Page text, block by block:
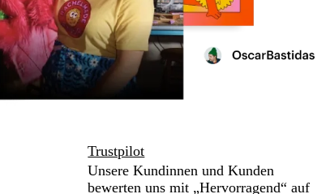
Trustpilot
Unsere Kundinnen und Kunden
bewerten uns mit „Hervorragend“ auf